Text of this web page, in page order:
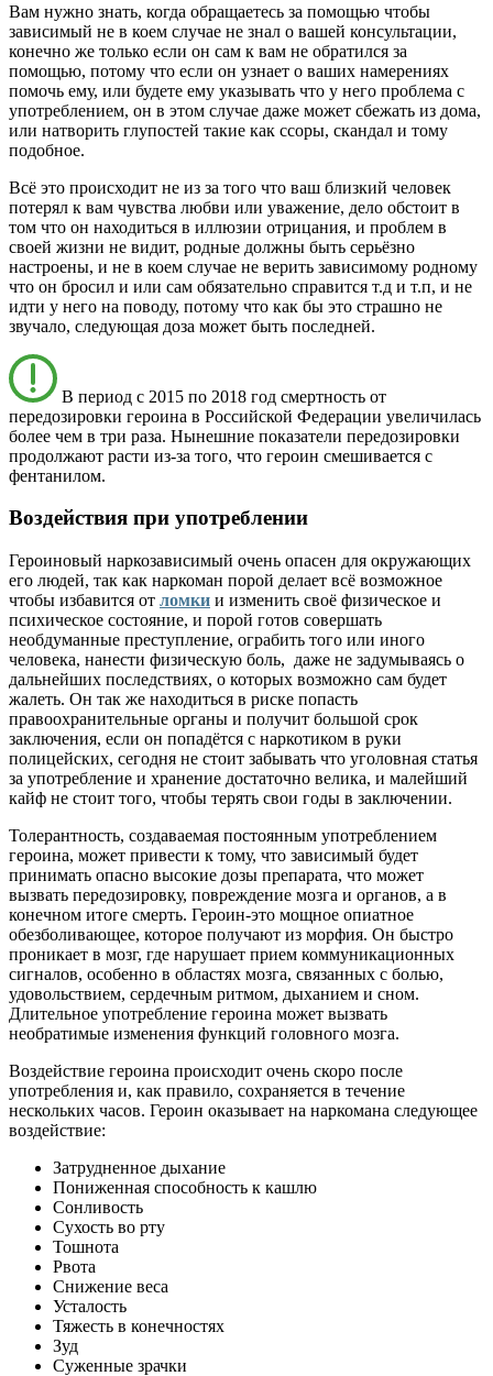
Вам нужно знать, когда обращаетесь за помощью чтобы
зависимый не в коем случае не знал о вашей консультации,
конечно же только если он сам к вам не обратился за
помощью, потому что если он узнает о ваших намерениях
помочь ему, или будете ему указывать что у него проблема с
употреблением, он в этом случае даже может сбежать из дома,
или натворить глупостей такие как ссоры, скандал и тому
подобное.
Всё это происходит не из за того что ваш близкий человек
потерял к вам чувства любви или уважение, дело обстоит в
том что он находиться в иллюзии отрицания, и проблем в
своей жизни не видит, родные должны быть серьёзно
настроены, и не в коем случае не верить зависимому родному
что он бросил и или сам обязательно справится т.д и т.п, и не
идти у него на поводу, потому что как бы это страшно не
звучало, следующая доза может быть последней.
В период с 2015 по 2018 год смертность от
передозировки героина в Российской Федерации увеличилась
более чем в три раза. Нынешние показатели передозировки
продолжают расти из-за того, что героин смешивается с
фентанилом.
Воздействия при употреблении
Героиновый наркозависимый очень опасен для окружающих
его людей, так как наркоман порой делает всё возможное
чтобы избавится от ломки и изменить своё физическое и
психическое состояние, и порой готов совершать
необдуманные преступление, ограбить того или иного
человека, нанести физическую боль, даже не задумываясь о
дальнейших последствиях, о которых возможно сам будет
жалеть. Он так же находиться в риске попасть
правоохранительные органы и получит большой срок
заключения, если он попадётся с наркотиком в руки
полицейских, сегодня не стоит забывать что уголовная статья
за употребление и хранение достаточно велика, и малейший
кайф не стоит того, чтобы терять свои годы в заключении.
Толерантность, создаваемая постоянным употреблением
героина, может привести к тому, что зависимый будет
принимать опасно высокие дозы препарата, что может
вызвать передозировку, повреждение мозга и органов, а в
конечном итоге смерть. Героин-это мощное опиатное
обезболивающее, которое получают из морфия. Он быстро
проникает в мозг, где нарушает прием коммуникационных
сигналов, особенно в областях мозга, связанных с болью,
удовольствием, сердечным ритмом, дыханием и сном.
Длительное употребление героина может вызвать
необратимые изменения функций головного мозга.
Воздействие героина происходит очень скоро после
употребления и, как правило, сохраняется в течение
нескольких часов. Героин оказывает на наркомана следующее
воздействие:
Затрудненное дыхание
Пониженная способность к кашлю
Сонливость
Сухость во рту
Тошнота
Рвота
Снижение веса
Усталость
Тяжесть в конечностях
Зуд
Суженные зрачки